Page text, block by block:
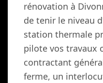
rénovation à
de tenir le niveau
station thermale
pilote vos travaux
contractant
ferme, un